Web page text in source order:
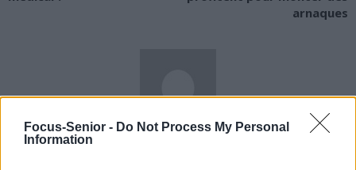
Focus-Senior - Do Not Process My Personal
Information
arnaques